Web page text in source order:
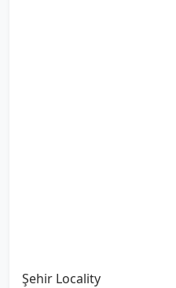
Şehir Locality